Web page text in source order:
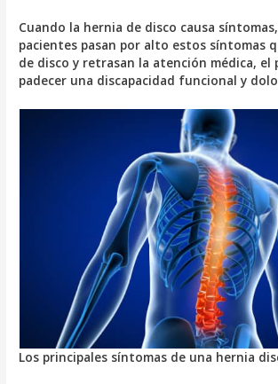
Cuando la hernia de disco causa
pacientes pasan por alto estos síntomas
de disco y retrasan la atención médica, el
padecer una discapacidad funcional y
Los principales síntomas de una hernia